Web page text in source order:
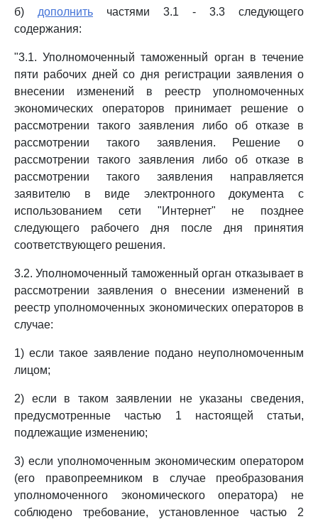
б) дополнить частями 3.1 - 3.3 следующего
содержания:
"3.1. Уполномоченный таможенный орган в течение
пяти рабочих дней со дня регистрации заявления о
внесении изменений в реестр уполномоченных
экономических операторов принимает решение о
рассмотрении такого заявления либо об отказе в
рассмотрении такого заявления. Решение о
рассмотрении такого заявления либо об отказе в
рассмотрении такого заявления направляется
заявителю в виде электронного документа с
использованием сети "Интернет" не позднее
следующего рабочего дня после дня принятия
соответствующего решения.
3.2. Уполномоченный таможенный орган отказывает в
рассмотрении заявления о внесении изменений в
реестр уполномоченных экономических операторов в
случае:
1) если такое заявление подано неуполномоченным
лицом;
2) если в таком заявлении не указаны сведения,
предусмотренные частью 1 настоящей статьи,
подлежащие изменению;
3) если уполномоченным экономическим оператором
(его правопреемником в случае преобразования
уполномоченного экономического оператора) не
соблюдено требование, установленное частью 2